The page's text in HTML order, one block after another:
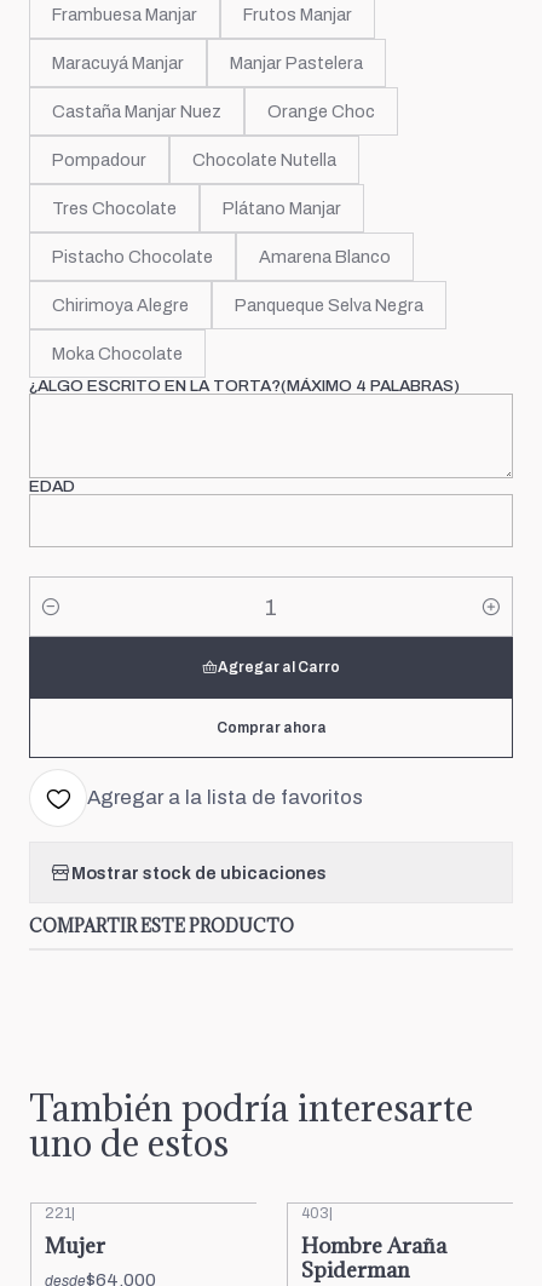
Frambuesa Manjar Frutos Manjar
Maracuyá Manjar Manjar Pastelera
Castaña Manjar Nuez Orange Choc
Pompadour Chocolate Nutella
Tres Chocolate Plátano Manjar
Pistacho Chocolate Amarena Blanco
Chirimoya Alegre Panqueque Selva Negra
Moka Chocolate
¿ALGO ESCRITO EN LA TORTA?(MÁXIMO 4 PALABRAS)
EDAD
Cantidad
Agregar al Carro
Comprar ahora
Agregar a la lista de favoritos
Mostrar stock de ubicaciones
COMPARTIR ESTE PRODUCTO
También podría interesarte
uno de estos
221
Mujer
desde$64.000
403
Hombre Araña
Spiderman